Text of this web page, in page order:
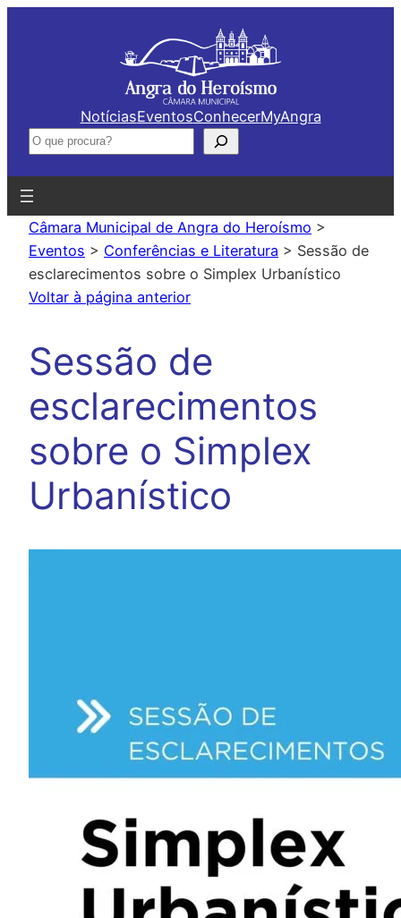
NotíciasEventosConhecerMyAngra
Pesquisar
Câmara Municipal de Angra do Heroísmo >
Eventos > Conferências e Literatura > Sessão de
esclarecimentos sobre o Simplex Urbanístico
Voltar à página anterior
Sessão de
esclarecimentos
sobre o Simplex
Urbanístico